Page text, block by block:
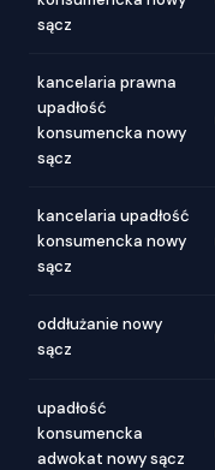
sącz
kancelaria prawna
upadłość
konsumencka nowy
sącz
kancelaria upadłość
konsumencka nowy
sącz
oddłużanie nowy
sącz
upadłość
konsumencka
adwokat nowy sącz